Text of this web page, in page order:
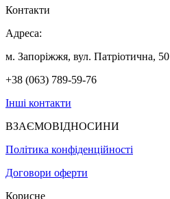
Контакти
Адреса:
м. Запоріжжя, вул. Патріотична, 50
+38 (063) 789-59-76
Інші контакти
ВЗАЄМОВІДНОСИНИ
Політика конфіденційності
Договори оферти
Корисне